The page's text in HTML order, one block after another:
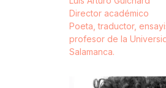
Director académico
Poeta, traductor,
profesor de la
Salamanca.